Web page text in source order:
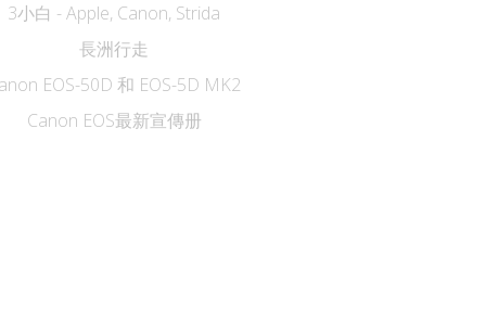
3小白 - Apple, Canon, Strida
長洲行走
EOS-50D 和 EOS-5D MK2
Canon EOS最新宣傳册